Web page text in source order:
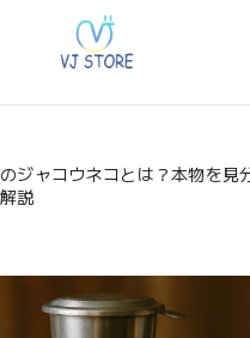
ジャコウネコとは？本物を見
説